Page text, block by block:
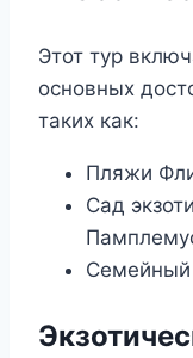
Этот тур
основных
таких как:
Пляжи
Сад
Семейный